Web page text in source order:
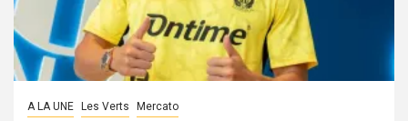
A LA UNE Les Verts Mercato